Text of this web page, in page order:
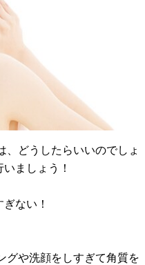
、どうしたらいいのでしょ
ましょう！
ない！
グや洗顔をしすぎて角質を